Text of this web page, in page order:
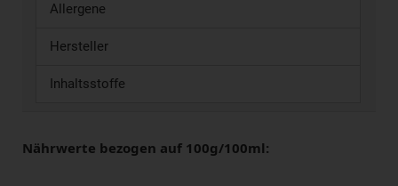
Allergene
Hersteller
Inhaltsstoffe
Nährwerte bezogen auf 100g/100ml: